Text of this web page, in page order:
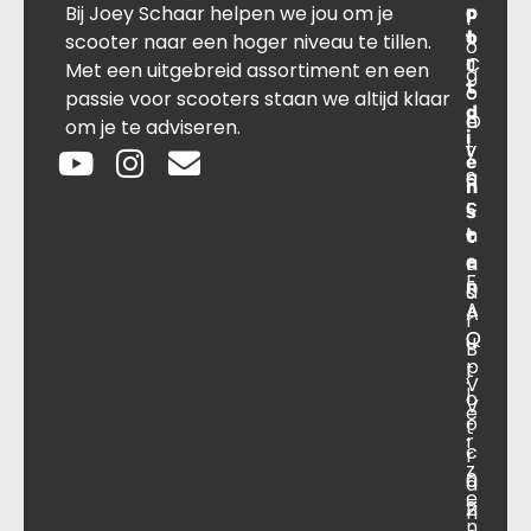
Bij Joey Schaar helpen we jou om je
scooter naar een hoger niveau te tillen.
Met een uitgebreid assortiment en een
passie voor scooters staan we altijd klaar
om je te adviseren.
p
o
r
t
d
i
e
n
s
t
e
n
A
u
t
o
t
r
a
n
l
o
g
O
v
e
r
o
n
s
O
p
l
o
c
a
ti
r
t
C
o
n
t
a
c
t
F
A
Q
V
e
r
z
e
c
t
J
o
e
y
S
c
h
a
a
r
B
.
V
.
0
2